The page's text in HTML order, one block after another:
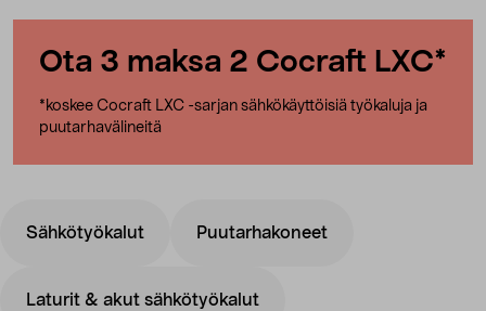
Ota 3 maksa 2 Cocraft LXC*
*koskee Cocraft LXC -sarjan sähkökäyttöisiä työkaluja ja
puutarhavälineitä
Sähkötyökalut Puutarhakoneet
Laturit & akut sähkötyökalut